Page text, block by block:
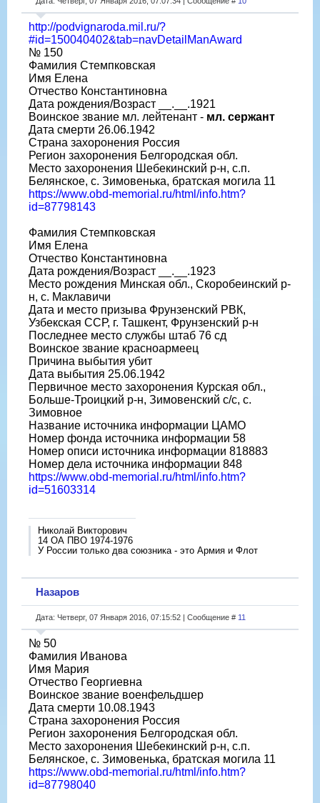
http://podvignaroda.mil.ru/?
#id=150040402&tab=navDetailManAward
№ 150
Фамилия Стемпковская
Имя Елена
Отчество Константиновна
Дата рождения/Возраст __.__.1921
Воинское звание мл. лейтенант - мл. сержант
Дата смерти 26.06.1942
Страна захоронения Россия
Регион захоронения Белгородская обл.
Место захоронения Шебекинский р-н, с.п.
Белянское, с. Зимовенька, братская могила 11
https://www.obd-memorial.ru/html/info.htm?
id=87798143
Фамилия Стемпковская
Имя Елена
Отчество Константиновна
Дата рождения/Возраст __.__.1923
Место рождения Минская обл., Скоробеинский р-
н, с. Маклавичи
Дата и место призыва Фрунзенский РВК,
Узбекская ССР, г. Ташкент, Фрунзенский р-н
Последнее место службы штаб 76 сд
Воинское звание красноармеец
Причина выбытия убит
Дата выбытия 25.06.1942
Первичное место захоронения Курская обл.,
Больше-Троицкий р-н, Зимовенский с/с, с.
Зимовное
Название источника информации ЦАМО
Номер фонда источника информации 58
Номер описи источника информации 818883
Номер дела источника информации 848
https://www.obd-memorial.ru/html/info.htm?
id=51603314
Николай Викторович
14 ОА ПВО 1974-1976
У России только два союзника - это Армия и Флот
Назаров
Дата: Четверг, 07 Января 2016, 07:15:52 | Сообщение # 11
№ 50
Фамилия Иванова
Имя Мария
Отчество Георгиевна
Воинское звание военфельдшер
Дата смерти 10.08.1943
Страна захоронения Россия
Регион захоронения Белгородская обл.
Место захоронения Шебекинский р-н, с.п.
Белянское, с. Зимовенька, братская могила 11
https://www.obd-memorial.ru/html/info.htm?
id=87798040